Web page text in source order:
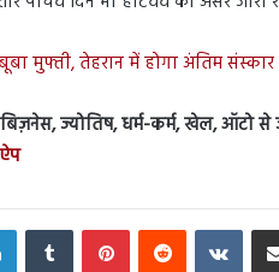
मुफ्ती, तेहरान में होगा अंतिम संस्कार
बिज़नेस, ज्योतिष, धर्म-कर्म, खेल,
LinkedInTumblr PinterestReddit